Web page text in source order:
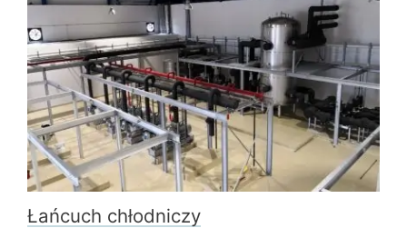
Łańcuch chłodniczy